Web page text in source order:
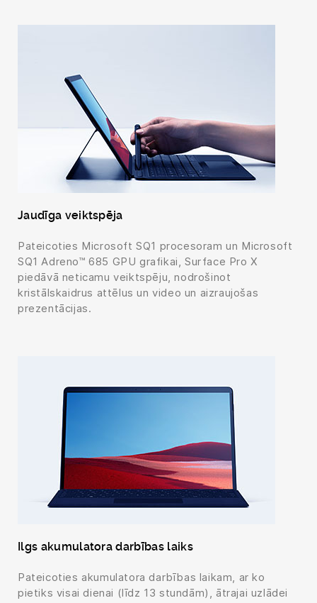
Jaudīga veiktspēja
Pateicoties Microsoft SQ1 procesoram un Microsoft
SQ1 Adreno™ 685 GPU grafikai, Surface Pro X
piedāvā neticamu veiktspēju, nodrošinot
kristālskaidrus attēlus un video un aizraujošas
prezentācijas.
Ilgs akumulatora darbības laiks
Pateicoties akumulatora darbības laikam, ar ko
pietiks visai dienai (līdz 13 stundām), ātrajai uzlādei